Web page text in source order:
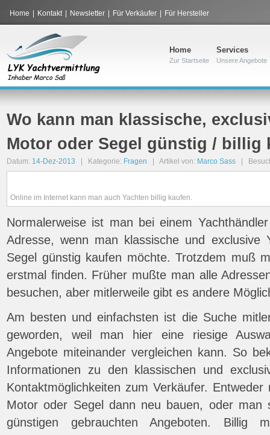
Home Kontakt Newsletter Für Verkäufer Für Hersteller
Home
Zur Startseite
Services
Unsere Angebote
Wo kann man klassische,
Motor oder Segel günstig / billig
Datum: 14-Dez-2013 | Kategorie: Fragen | Artikel von: Marco Sass |
Online im Internet kann man auch Yachten billig kaufen.
Normalerweise ist man bei einem
Adresse, wenn man klassische und exclusive
Segel günstig kaufen möchte. Trotzdem muß
erstmal finden. Früher mußte man alle
besuchen, aber mitlerweile gibt es andere
Am besten und einfachsten ist die Suche
geworden, weil man hier eine riesige
Angebote miteinander vergleichen kann. So
Informationen zu den klassischen und
Kontaktmöglichkeiten zum Verkäufer.
Motor oder Segel dann neu bauen, oder man
günstigen gebrauchten Angeboten. Billig